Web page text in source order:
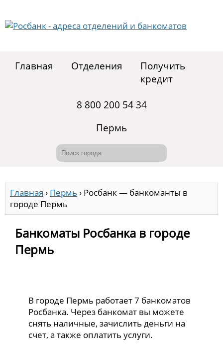
Главная Отделения
Получить
кредит
8 800 200 54 34
Пермь
Главная › Пермь › Росбанк — банкоманты в
городе Пермь
Банкоматы Росбанка в городе
Пермь
В городе Пермь работает 7 банкоматов
Росбанка. Через банкомат вы можете
снять наличные, зачислить деньги на
счет, а также оплатить услуги.